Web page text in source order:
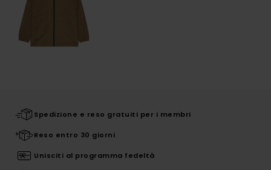
Spedizione e reso gratuiti per i membri
Reso entro 30 giorni
Unisciti al programma fedeltà